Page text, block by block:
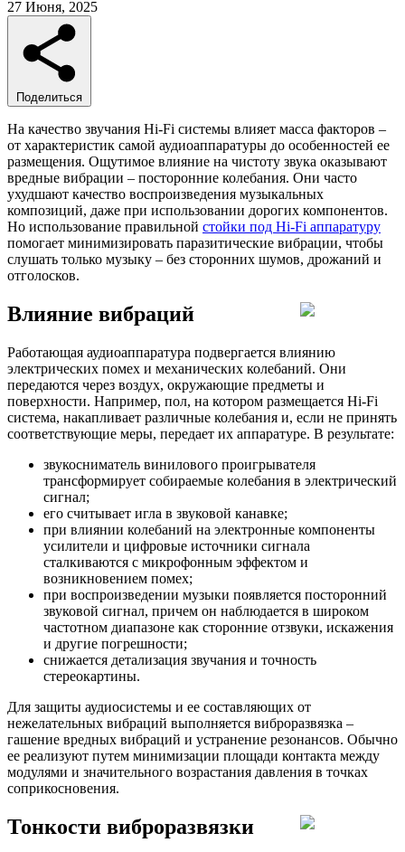
27 Июня, 2025
Поделиться
На качество звучания Hi-Fi системы влияет масса факторов –
от характеристик самой аудиоаппаратуры до особенностей ее
размещения. Ощутимое влияние на чистоту звука оказывают
вредные вибрации – посторонние колебания. Они часто
ухудшают качество воспроизведения музыкальных
композиций, даже при использовании дорогих компонентов.
Но использование правильной стойки под Hi-Fi аппаратуру
помогает минимизировать паразитические вибрации, чтобы
слушать только музыку – без сторонних шумов, дрожаний и
отголосков.
Влияние вибраций
Работающая аудиоаппаратура подвергается влиянию
электрических помех и механических колебаний. Они
передаются через воздух, окружающие предметы и
поверхности. Например, пол, на котором размещается Hi-Fi
система, накапливает различные колебания и, если не принять
соответствующие меры, передает их аппаратуре. В результате:
звукосниматель винилового проигрывателя
трансформирует собираемые колебания в электрический
сигнал;
его считывает игла в звуковой канавке;
при влиянии колебаний на электронные компоненты
усилители и цифровые источники сигнала
сталкиваются с микрофонным эффектом и
возникновением помех;
при воспроизведении музыки появляется посторонний
звуковой сигнал, причем он наблюдается в широком
частотном диапазоне как сторонние отзвуки, искажения
и другие погрешности;
снижается детализация звучания и точность
стереокартины.
Для защиты аудиосистемы и ее составляющих от
нежелательных вибраций выполняется виброразвязка –
гашение вредных вибраций и устранение резонансов. Обычно
ее реализуют путем минимизации площади контакта между
модулями и значительного возрастания давления в точках
соприкосновения.
Тонкости виброразвязки